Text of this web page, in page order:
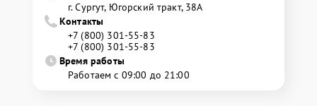
г. Сургут, Югорский тракт, 38А
Контакты
+7 (800) 301-55-83
+7 (800) 301-55-83
Время работы
Работаем с 09:00 до 21:00